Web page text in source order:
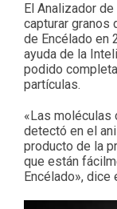
El Analizador
capturar granos
de Encélado en
ayuda de la
podido
partículas.
«Las moléculas
detectó en el
producto de la
que están
Encélado»,